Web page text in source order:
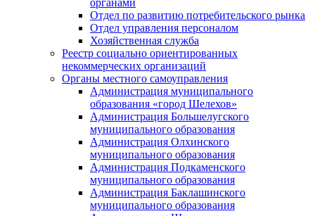
Отдел по развитию потребительского рынка
Отдел управления персоналом
Хозяйственная служба
Реестр социально ориентированных
некоммерческих организаций
Органы местного самоуправления
Администрация муниципального
образования «город Шелехов»
Администрация Большелугского
муниципального образования
Администрация Олхинского
муниципального образования
Администрация Подкаменского
муниципального образования
Администрация Баклашинского
муниципального образования